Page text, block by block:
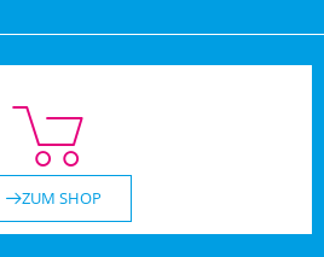
ZUM SHOP